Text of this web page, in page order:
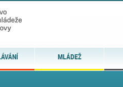
MLÁDEŽ